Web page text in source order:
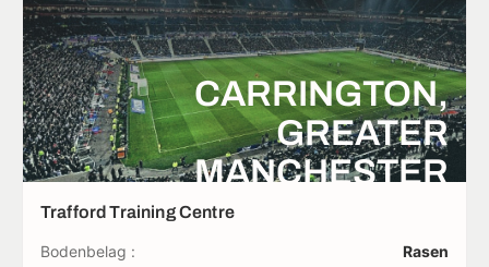
CARRINGTON,
GREATER
MANCHESTER
Trafford Training Centre
Bodenbelag :
Rasen